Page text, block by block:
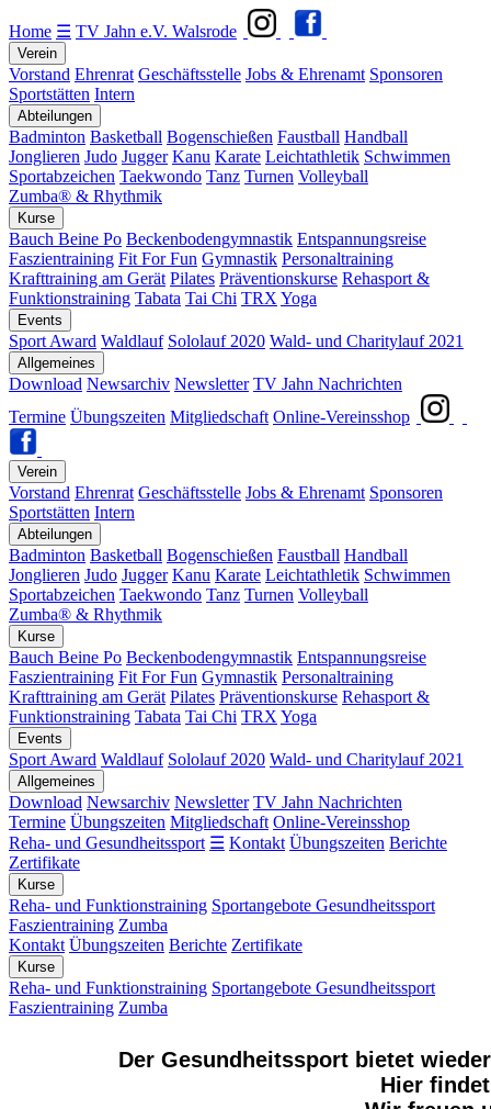
Home ☰ TV Jahn e.V. Walsrode
Verein
Vorstand Ehrenrat Geschäftsstelle Jobs & Ehrenamt Sponsoren
Sportstätten Intern
Abteilungen
Badminton Basketball Bogenschießen Faustball Handball
Jonglieren Judo Jugger Kanu Karate Leichtathletik Schwimmen
Sportabzeichen Taekwondo Tanz Turnen Volleyball
Zumba® & Rhythmik
Kurse
Bauch Beine Po Beckenbodengymnastik Entspannungsreise
Faszientraining Fit For Fun Gymnastik Personaltraining
Krafttraining am Gerät Pilates Präventionskurse Rehasport &
Funktionstraining Tabata Tai Chi TRX Yoga
Events
Sport Award Waldlauf Sololauf 2020 Wald- und Charitylauf 2021
Allgemeines
Download Newsarchiv Newsletter TV Jahn Nachrichten
Termine Übungszeiten Mitgliedschaft Online-Vereinsshop
Verein
Vorstand Ehrenrat Geschäftsstelle Jobs & Ehrenamt Sponsoren
Sportstätten Intern
Abteilungen
Badminton Basketball Bogenschießen Faustball Handball
Jonglieren Judo Jugger Kanu Karate Leichtathletik Schwimmen
Sportabzeichen Taekwondo Tanz Turnen Volleyball
Zumba® & Rhythmik
Kurse
Bauch Beine Po Beckenbodengymnastik Entspannungsreise
Faszientraining Fit For Fun Gymnastik Personaltraining
Krafttraining am Gerät Pilates Präventionskurse Rehasport &
Funktionstraining Tabata Tai Chi TRX Yoga
Events
Sport Award Waldlauf Sololauf 2020 Wald- und Charitylauf 2021
Allgemeines
Download Newsarchiv Newsletter TV Jahn Nachrichten
Termine Übungszeiten Mitgliedschaft Online-Vereinsshop
Reha- und Gesundheitssport ☰ Kontakt Übungszeiten Berichte
Zertifikate
Kurse
Reha- und Funktionstraining Sportangebote Gesundheitssport
Faszientraining Zumba
Kontakt Übungszeiten Berichte Zertifikate
Kurse
Reha- und Funktionstraining Sportangebote Gesundheitssport
Faszientraining Zumba